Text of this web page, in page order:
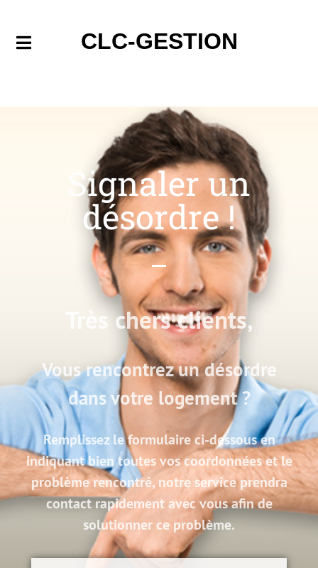
CLC-GESTION
Signaler un
désordre !
Très chers clients,
Vous rencontrez un désordre
dans votre logement ?
Remplissez le formulaire ci-dessous en
indiquant bien toutes vos coordonnées et le
problème rencontré, notre service prendra
contact rapidement avec vous afin de
solutionner ce problème.